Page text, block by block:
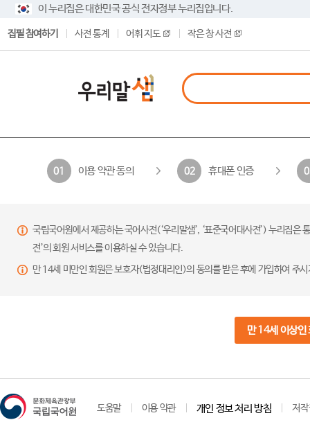
이 누리집은 대한민국 공식 전자정부 누리집입니다.
집필 참여하기 사전 통계 어휘 지도 작은 창 사전
01 이용 약관 동의 02 휴대폰 인증
국립국어원에서 제공하는 국어사전(‘우리말샘’, ‘표준국어대사전’) 누리집
전’의 회원 서비스를 이용하실 수 있습니다.
만 14세 미만인 회원은 보호자(법정대리인)의 동의를 받은 후에 가입하여 주
만 14세 이상인
도움말 이용 약관 개인 정보 처리 방침 저